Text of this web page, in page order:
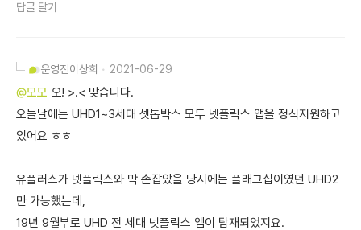
답글 달기
운영진이상희 2021-06-29
@모모 오! >.< 맞습니다.
오늘날에는 UHD1~3세대 셋톱박스 모두 넷플릭스 앱을 정식지원하고
있어요 ㅎㅎ
유플러스가 넷플릭스와 막 손잡았을 당시에는 플래그십이였던 UHD2
만 가능했는데,
19년 9월부로 UHD 전 세대 넷플릭스 앱이 탑재되었지요.